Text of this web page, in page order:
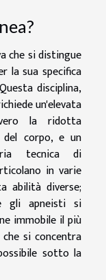
che si distingue
la sua specifica
disciplina,
un'elevata
la ridotta
del corpo, e un
tecnica di
in varie
abilità diverse;
gli apneisti si
immobile il più
si concentra
sotto la